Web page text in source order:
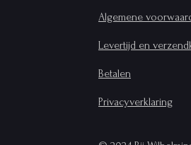
Algemene
Levertijd en
Betalen
Privacyverklaring